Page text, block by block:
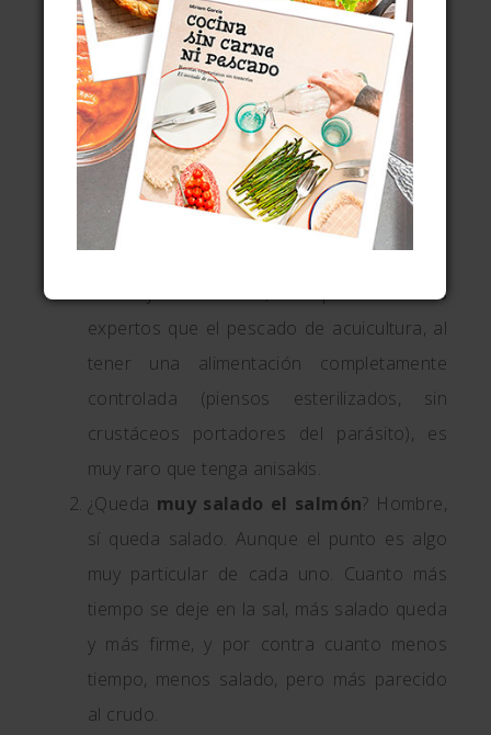
Wordpress Recipe Plugin byEasyRecipe
9 CUESTIONES SOBRE EL
SALMÓN EN ACEITE
¿Tengo que
congelar el salmón
previamente por el anisakis? En
términos generales, siempre que no
vayamos a cocinar el pescado es
aconsejable hacerlo, aunque dicen los
expertos que el pescado de acuicultura, al
tener una alimentación completamente
controlada (piensos esterilizados, sin
crustáceos portadores del parásito), es
muy raro que tenga anisakis.
¿Queda muy salado el salmón? Hombre,
sí queda salado. Aunque el punto es algo
muy particular de cada uno. Cuanto más
tiempo se deje en la sal, más salado queda
y más firme, y por contra cuanto menos
tiempo, menos salado, pero más parecido
al crudo.